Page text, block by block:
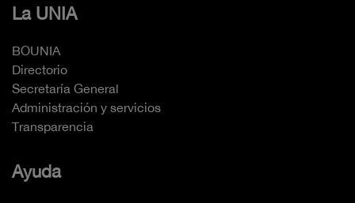
La UNIA
BOUNIA
Directorio
Secretaría General
Administración y servicios
Transparencia
Ayuda